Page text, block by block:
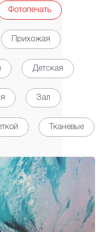
Фотопечать
Прихожая
Детская
Зал
Тканевые